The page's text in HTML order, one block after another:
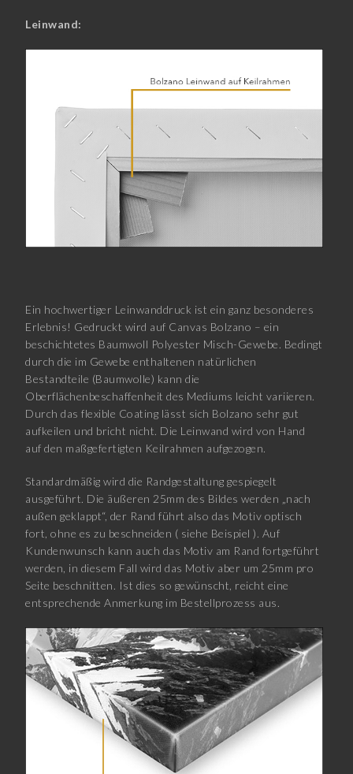
Leinwand:
Ein hochwertiger Leinwanddruck ist ein ganz besonderes
Erlebnis! Gedruckt wird auf Canvas Bolzano – ein
beschichtetes Baumwoll Polyester Misch-Gewebe. Bedingt
durch die im Gewebe enthaltenen natürlichen
Bestandteile (Baumwolle) kann die
Oberflächenbeschaffenheit des Mediums leicht variieren.
Durch das flexible Coating lässt sich Bolzano sehr gut
aufkeilen und bricht nicht. Die Leinwand wird von Hand
auf den maßgefertigten Keilrahmen aufgezogen.
Standardmäßig wird die Randgestaltung gespiegelt
ausgeführt. Die äußeren 25mm des Bildes werden „nach
außen geklappt“, der Rand führt also das Motiv optisch
fort, ohne es zu beschneiden ( siehe Beispiel ). Auf
Kundenwunsch kann auch das Motiv am Rand fortgeführt
werden, in diesem Fall wird das Motiv aber um 25mm pro
Seite beschnitten. Ist dies so gewünscht, reicht eine
entsprechende Anmerkung im Bestellprozess aus.